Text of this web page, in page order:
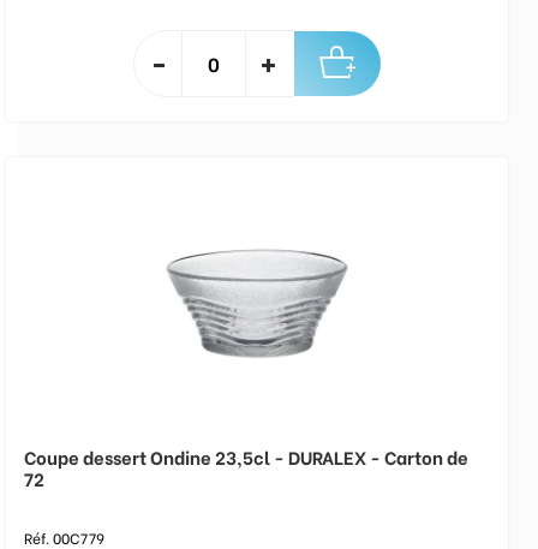
Coupe dessert Ondine 23,5cl - DURALEX - Carton de
72
Réf. 00C779